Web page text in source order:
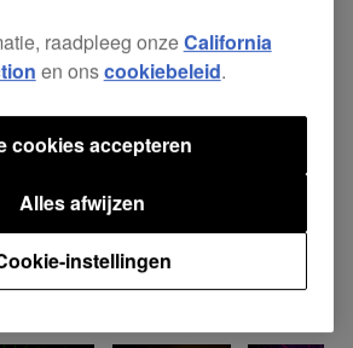
raadpleeg onzeCalifornia
en onscookiebeleid.
instellingen
Alles afwijzen
cookies accepteren